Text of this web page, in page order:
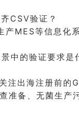
CSV验证？
产MES等信息化
中的验证要求是
注出海注册前的
准备、无菌生产